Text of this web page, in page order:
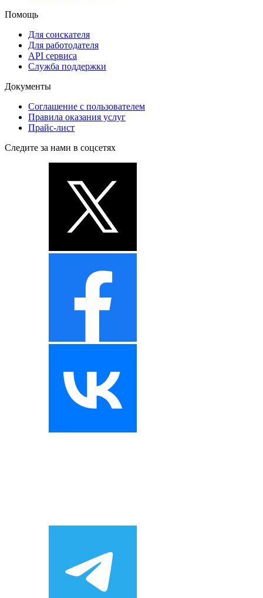
Помощь
Для соискателя
Для работодателя
API сервиса
Служба поддержки
Документы
Соглашение с пользователем
Правила оказания услуг
Прайс-лист
Следите за нами в соцсетях